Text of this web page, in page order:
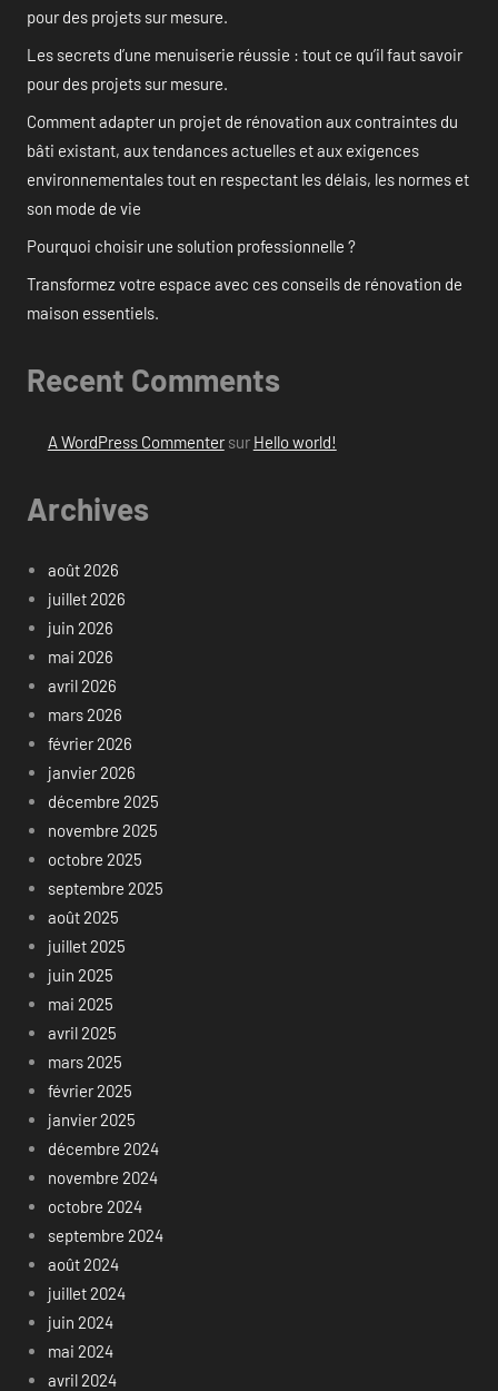
pour des projets sur mesure.
Les secrets d’une menuiserie réussie : tout ce qu’il faut savoir
pour des projets sur mesure.
Comment adapter un projet de rénovation aux contraintes du
bâti existant, aux tendances actuelles et aux exigences
environnementales tout en respectant les délais, les normes et
son mode de vie
Pourquoi choisir une solution professionnelle ?
Transformez votre espace avec ces conseils de rénovation de
maison essentiels.
Recent Comments
A WordPress Commentersur Hello world!
Archives
août 2026
juillet 2026
juin 2026
mai 2026
avril 2026
mars 2026
février 2026
janvier 2026
décembre 2025
novembre 2025
octobre 2025
septembre 2025
août 2025
juillet 2025
juin 2025
mai 2025
avril 2025
mars 2025
février 2025
janvier 2025
décembre 2024
novembre 2024
octobre 2024
septembre 2024
août 2024
juillet 2024
juin 2024
mai 2024
avril 2024